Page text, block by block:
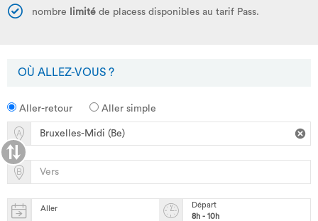
nombre limité de placess disponibles au tarif Pass.
OÙ ALLEZ-VOUS ?
Aller-retour Aller simple
Aller
Départ
8h - 10h